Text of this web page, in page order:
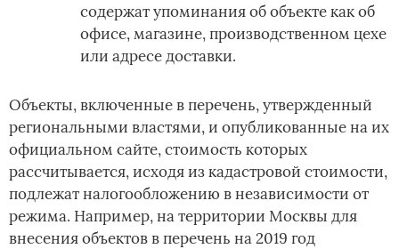
содержат упоминания об объекте как об
офисе, магазине, производственном цехе
или адресе доставки.
Объекты, включенные в перечень, утвержденный
региональными властями, и опубликованные на их
официальном сайте, стоимость которых
рассчитывается, исходя из кадастровой стоимости,
подлежат налогообложению в независимости от
режима. Например, на территории Москвы для
внесения объектов в перечень на 2019 год